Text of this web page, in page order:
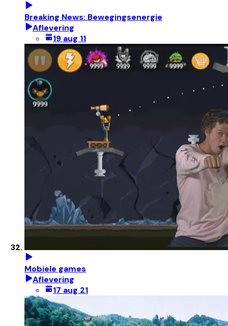
Breaking News: Bewegingsenergie
Aflevering
19 aug 11
Mobiele games
Aflevering
17 aug 21